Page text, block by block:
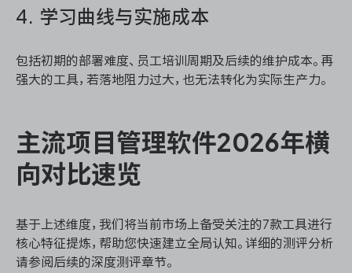
4. 学习曲线与实施成本
包括初期的部署难度、员工培训周期及后续的维护成本。再
强大的工具，若落地阻力过大，也无法转化为实际生产力。
主流项目管理软件2026年横
向对比速览
基于上述维度，我们将当前市场上备受关注的7款工具进行
核心特征提炼，帮助您快速建立全局认知。详细的测评分析
请参阅后续的深度测评章节。